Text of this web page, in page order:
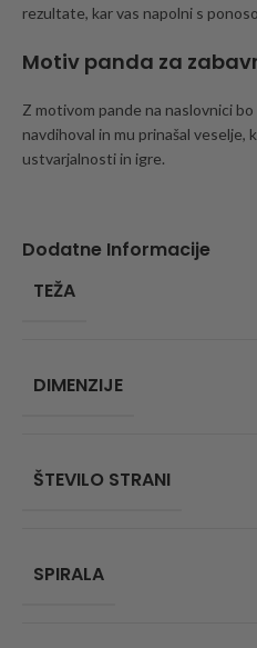
rezultate, kar vas napolni s
Motiv panda za
Z motivom pande na naslovnici
navdihoval in mu prinašal veselje,
ustvarjalnosti in igre.
Dodatne Informacije
TEŽA
DIMENZIJE
ŠTEVILO STRANI
SPIRALA